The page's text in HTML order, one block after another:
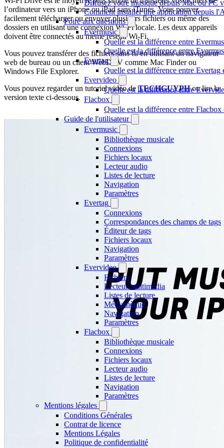
Diffusez votre musique depuis Mac ou PC
Comment installer une application depuis
Foire aux questions
Evermusic
Quelle est la différence entre
Quelle est la différence entre
Evertag
Quelle est la différence entre Evertag
Evervideo
Quelle est la différence entre
Flacbox
Quelle est la différence entre
Guide de l'utilisateur
Evermusic
Bibliothèque musicale
Connexions
Fichiers locaux
Lecteur audio
Listes de lecture
Navigation
Paramètres
Evertag
Connexions
Correspondances des champs de tags
Éditeur de tags
Fichiers locaux
Navigation
Paramètres
Evervideo
Fichiers
Lecteur multimédia
Listes de lecture
Médiathèque
Navigation
Paramètres
Flacbox
Bibliothèque musicale
Connexions
Fichiers locaux
Lecteur audio
Listes de lecture
Navigation
Paramètres
Mentions légales
Conditions Générales
Contrat de licence
Mentions Légales
Politique de confidentialité
l’ordinateur vers un iPhone ou iPad sans iTunes. Vous pouvez
facilement télécharger ou envoyer plusieurs fichiers ou même des
dossiers en utilisant une connexion Wi-Fi locale. Les deux appareils
doivent être connectés au même réseau Wi-Fi.
Vous pouvez transférer des fichiers sans fil en utilisant un navigateur
web de bureau ou un client WebDAV comme Mac Finder ou
Windows File Explorer.
Vous pouvez regarder un tutoriel vidéo deTECHGUYPHou lire la
version texte ci-dessous.